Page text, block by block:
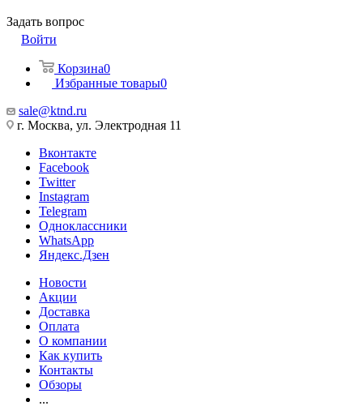
Задать вопрос
Войти
Корзина0
Избранные товары0
sale@ktnd.ru
г. Москва, ул. Электродная 11
Вконтакте
Facebook
Twitter
Instagram
Telegram
Одноклассники
WhatsApp
Яндекс.Дзен
Новости
Акции
Доставка
Оплата
О компании
Как купить
Контакты
Обзоры
...